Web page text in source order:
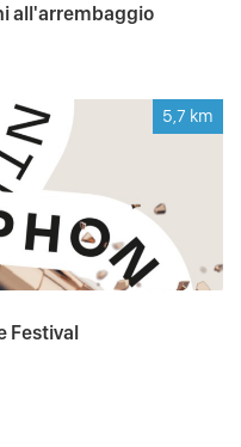
all'arrembaggio
5,7 km
Festival